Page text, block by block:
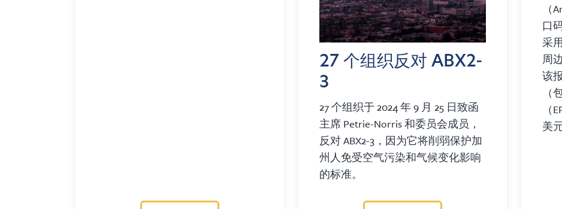
27 个组织反对 ABX2-
3
27 个组织于 2024 年 9 月 25 日致函
主席 Petrie-Norris 和委员会成员，
反对 ABX2-3，因为它将削弱保护加
州人免受空气污染和气候变化影响
的标准。
（
口
采
周
该
（
（
美